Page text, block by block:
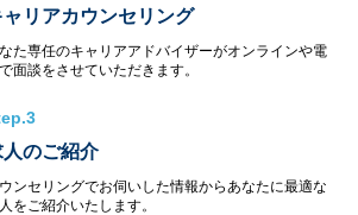
ービス
ービス＞
ャリアカウンセリング
た専任のキャリアアドバイザーがオンラインや電
面談をさせていただきます。
人のご紹介
ンセリングでお伺いした情報からあなたに最適な
をご紹介いたします。